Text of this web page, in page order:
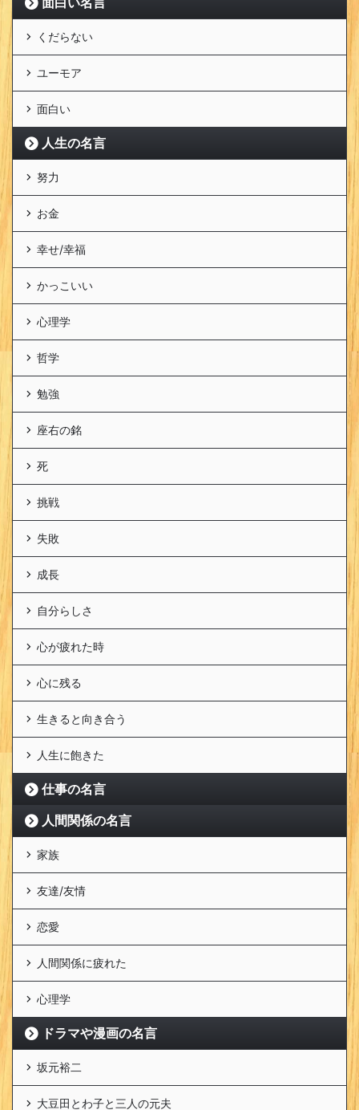
くだらない
ユーモア
面白い
人生の名言
努力
お金
幸せ/幸福
かっこいい
心理学
哲学
勉強
座右の銘
死
挑戦
失敗
成長
自分らしさ
心が疲れた時
心に残る
生きると向き合う
人生に飽きた
仕事の名言
人間関係の名言
家族
友達/友情
恋愛
人間関係に疲れた
心理学
ドラマや漫画の名言
坂元裕二
大豆田とわ子と三人の元夫